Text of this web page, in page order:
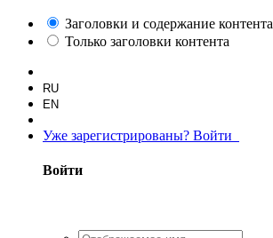
Заголовки и содержание контента
Только заголовки контента
RU
EN
Уже зарегистрированы? Войти
Войти